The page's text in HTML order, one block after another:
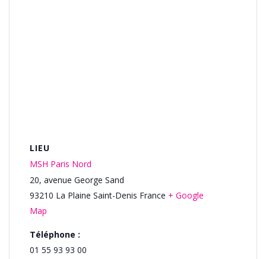
LIEU
MSH Paris Nord
20, avenue George Sand
93210 La Plaine Saint-Denis France + Google
Map
Téléphone :
01 55 93 93 00